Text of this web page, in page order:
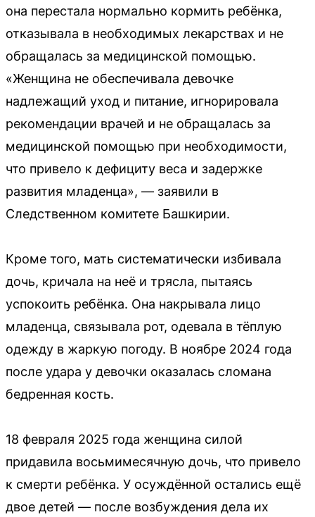
она перестала нормально кормить ребёнка,
отказывала в необходимых лекарствах и не
обращалась за медицинской помощью.
«Женщина не обеспечивала девочке
надлежащий уход и питание, игнорировала
рекомендации врачей и не обращалась за
медицинской помощью при необходимости,
что привело к дефициту веса и задержке
развития младенца», — заявили в
Следственном комитете Башкирии.
Кроме того, мать систематически избивала
дочь, кричала на неё и трясла, пытаясь
успокоить ребёнка. Она накрывала лицо
младенца, связывала рот, одевала в тёплую
одежду в жаркую погоду. В ноябре 2024 года
после удара у девочки оказалась сломана
бедренная кость.
18 февраля 2025 года женщина силой
придавила восьмимесячную дочь, что привело
к смерти ребёнка. У осуждённой остались ещё
двое детей — после возбуждения дела их